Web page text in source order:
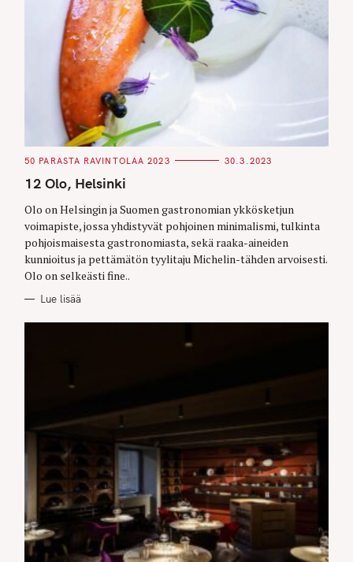
C
T
E
O
R
I
S
50 PARASTA RAVINTOLAA 2023 30.3.2023
12 Olo, Helsinki
Olo on Helsingin ja Suomen gastronomian ykkösketjun
voimapiste, jossa yhdistyvät pohjoinen minimalismi, tulkinta
pohjoismaisesta gastronomiasta, sekä raaka-aineiden
kunnioitus ja pettämätön tyylitaju Michelin-tähden arvoisesti.
Olo on selkeästi fine..
Lue lisää